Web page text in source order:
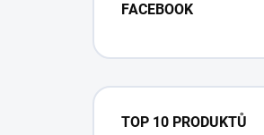
FACEBOOK
TOP 10 PRODUKTŮ